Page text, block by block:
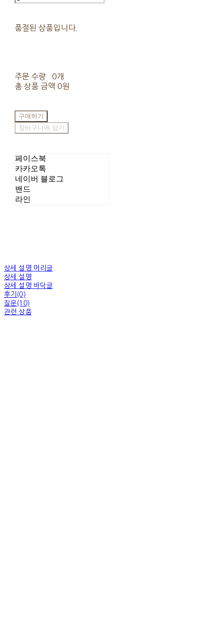
품절된 상품입니다.
주문 수량
0개
총 상품 금액 0원
구매하기
장바구니에 담기
페이스북
카카오톡
네이버 블로그
밴드
라인
상세 설명 머리글
상세 설명
상세 설명 바닥글
후기(0)
질문(10)
관련 상품